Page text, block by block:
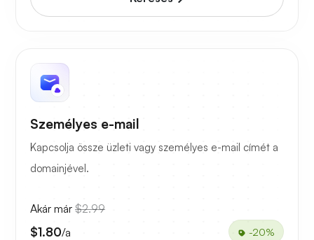
Személyes e-mail
Kapcsolja össze üzleti vagy személyes e-mail címét a
domainjével.
Akár már $2.99
$1.80/a -20%